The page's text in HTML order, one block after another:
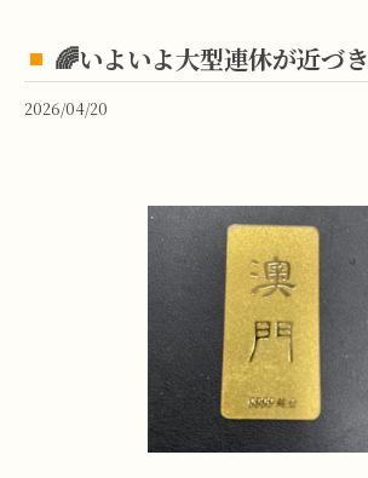
🌈いよいよ大型連休が近づき
2026/04/20